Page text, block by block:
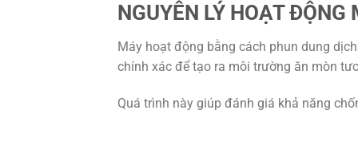
NGUYÊN LÝ HOẠT
Máy hoạt động bằng cách phun dung
chính xác để tạo ra môi trường ăn mòn
Quá trình này giúp đánh giá khả năng